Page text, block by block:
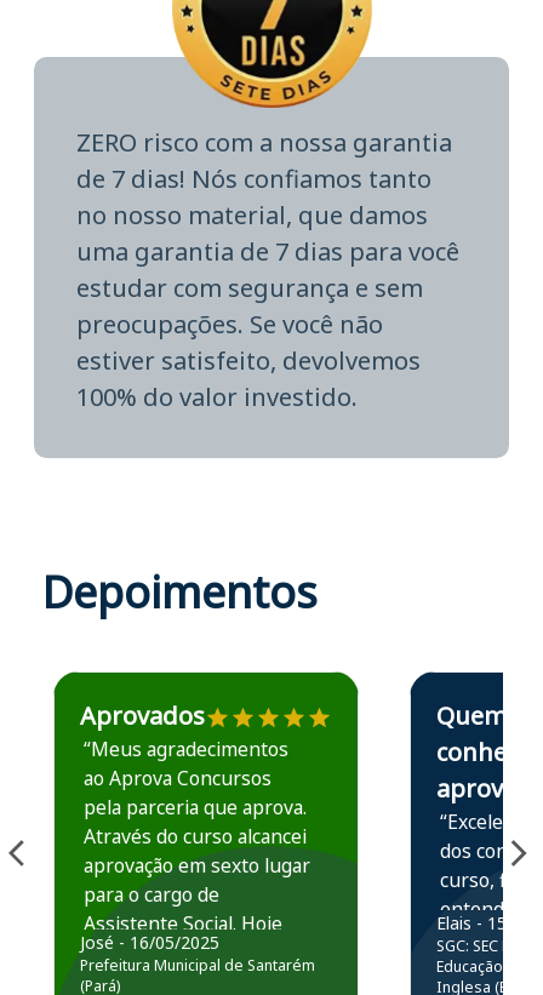
ZERO risco com a nossa garantia
de 7 dias! Nós confiamos tanto
no nosso material, que damos
uma garantia de 7 dias para você
estudar com segurança e sem
preocupações. Se você não
estiver satisfeito, devolvemos
100% do valor investido.
Depoimentos
Estudante José recomenda o Aprova Concursos em
Aprovados
“Meus agradecimentos
ao Aprova Concursos
pela parceria que aprova.
Através do curso alcancei
aprovação em sexto lugar
para o cargo de
Assistente Social. Hoje
estou atuando na
Prefeitura de Santarém.
José - 16/05/2025
Prefeitura Municipal de Santarém
(Pará)
Estudante Elais
Quem
conhece,
aprova
“Excelente
dos
curso,
entender e
prática
resolução
Elais - 15/07/
SGC: SEC BA
Educação
Inglesa (Edital